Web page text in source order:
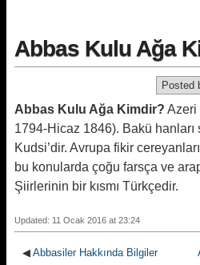
Abbas Kulu Ağa
Posted
Abbas Kulu Ağa Kimdir? Azeri
1794-Hicaz 1846). Bakü hanları
Kudsi’dir. Avrupa fikir
bu konularda çoğu farsça ve
Şiirlerinin bir kısmı Türkçedir.
Updated: 11 Ocak 2016 at 23:24
◀ Abbasiler Hakkında Bilgiler